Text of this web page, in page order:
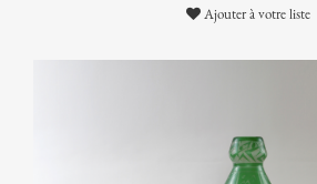
Ajouter à votre liste